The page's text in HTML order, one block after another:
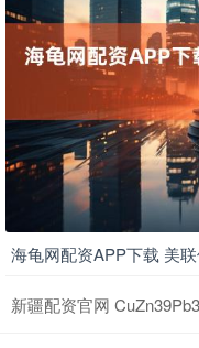
海龟网配资APP下载 美
新疆配资官网